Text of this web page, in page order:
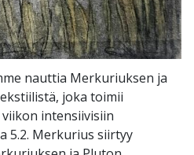
nauttia Merkuriuksen ja
joka toimii
intensiivisiin
5.2. Merkurius siirtyy